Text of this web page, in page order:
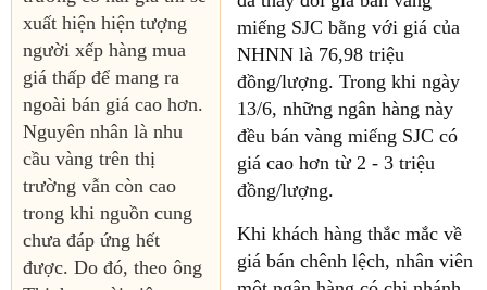
xuất hiện hiện tượng
người xếp hàng mua
giá thấp để mang ra
ngoài bán giá cao hơn.
Nguyên nhân là nhu
cầu vàng trên thị
trường vẫn còn cao
trong khi nguồn cung
chưa đáp ứng hết
được. Do đó, theo ông
miếng SJC bằng với giá của
NHNN là 76,98 triệu
đồng/lượng. Trong khi ngày
13/6, những ngân hàng này
đều bán vàng miếng SJC có
giá cao hơn từ 2 - 3 triệu
đồng/lượng.
Khi khách hàng thắc mắc về
giá bán chênh lệch, nhân viên